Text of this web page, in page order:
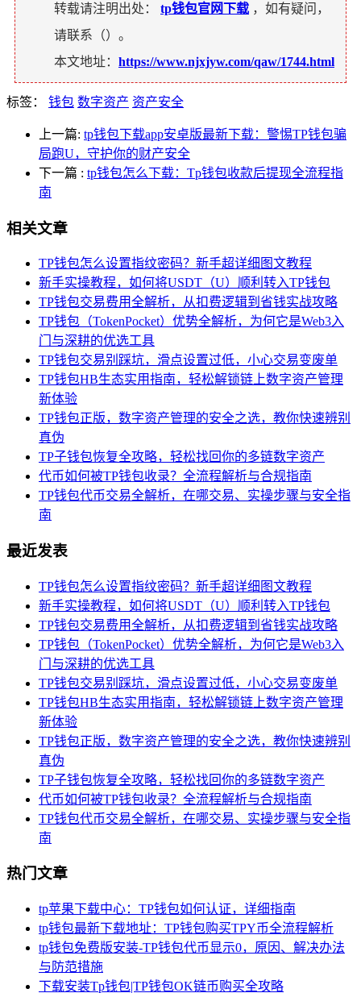
转载请注明出处： tp钱包官网下载 ，如有疑问，
请联系（）。
本文地址： https://www.njxjyw.com/qaw/1744.html
标签： 钱包 数字资产 资产安全
上一篇: tp钱包下载app安卓版最新下载：警惕TP钱包骗
局跑U，守护你的财产安全
下一篇 : tp钱包怎么下载：Tp钱包收款后提现全流程指
南
相关文章
TP钱包怎么设置指纹密码？新手超详细图文教程
新手实操教程，如何将USDT（U）顺利转入TP钱包
TP钱包交易费用全解析，从扣费逻辑到省钱实战攻略
TP钱包（TokenPocket）优势全解析，为何它是Web3入
门与深耕的优选工具
TP钱包交易别踩坑，滑点设置过低，小心交易变废单
TP钱包HB生态实用指南，轻松解锁链上数字资产管理
新体验
TP钱包正版，数字资产管理的安全之选，教你快速辨别
真伪
TP子钱包恢复全攻略，轻松找回你的多链数字资产
代币如何被TP钱包收录？全流程解析与合规指南
TP钱包代币交易全解析，在哪交易、实操步骤与安全指
南
最近发表
TP钱包怎么设置指纹密码？新手超详细图文教程
新手实操教程，如何将USDT（U）顺利转入TP钱包
TP钱包交易费用全解析，从扣费逻辑到省钱实战攻略
TP钱包（TokenPocket）优势全解析，为何它是Web3入
门与深耕的优选工具
TP钱包交易别踩坑，滑点设置过低，小心交易变废单
TP钱包HB生态实用指南，轻松解锁链上数字资产管理
新体验
TP钱包正版，数字资产管理的安全之选，教你快速辨别
真伪
TP子钱包恢复全攻略，轻松找回你的多链数字资产
代币如何被TP钱包收录？全流程解析与合规指南
TP钱包代币交易全解析，在哪交易、实操步骤与安全指
南
热门文章
tp苹果下载中心：TP钱包如何认证，详细指南
tp钱包最新下载地址：TP钱包购买TPY币全流程解析
tp钱包免费版安装-TP钱包代币显示0，原因、解决办法
与防范措施
下载安装Tp钱包|TP钱包OK链币购买全攻略